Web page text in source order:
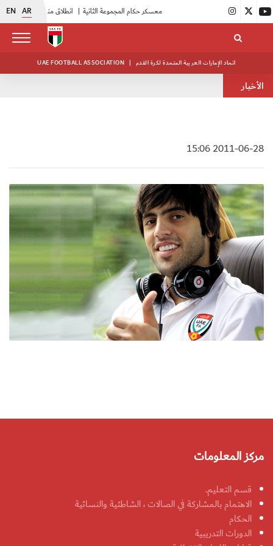
EN AR انطلاق منافسات بطولة النخبة لحرس الرئاسة |
UAE FOOTBALL ASSOCIATION | اتحاد الإمارات العربية المتحدة لكرة القدم
الأخبار
2011-06-28 15:06
مركز المعلومات
قسم التعليم.
الاهتمام بالمشاركة في الصالات ، الشاطئية والنسائية
الحكام
الدورات التدريبية